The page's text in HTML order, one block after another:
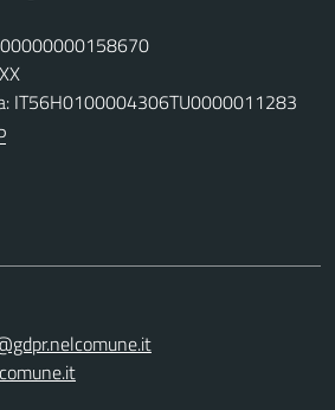
IT56H0100004306TU0000011283